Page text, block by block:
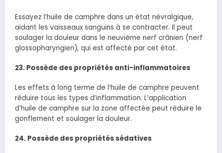
Essayez l’huile de camphre dans un état névralgique,
aidant les vaisseaux sanguins à se contracter. Il peut
soulager la douleur dans le neuvième nerf crânien (nerf
glossopharyngien), qui est affecté par cet état.
23. Possède des propriétés anti-inflammatoires
Les effets à long terme de l’huile de camphre peuvent
réduire tous les types d’inflammation. L’application
d’huile de camphre sur la zone affectée peut réduire le
gonflement et soulager la douleur.
24. Possède des propriétéssédatives